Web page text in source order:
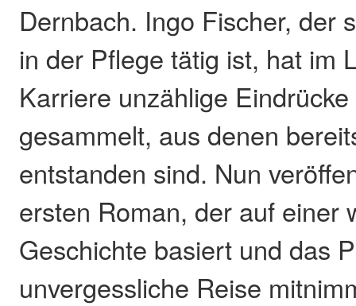
Dernbach. Ingo Fischer, der
in der Pflege tätig ist, hat im
Karriere unzählige
gesammelt, aus denen
entstanden sind. Nun
ersten Roman, der auf einer
Geschichte basiert und das
unvergessliche Reise